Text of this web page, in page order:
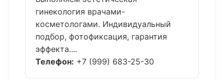
гинекология врачами-
косметологами. Индивидуальный
подбор, фотофиксация, гарантия
эффекта....
Телефон: +7 (999) 683-25-30